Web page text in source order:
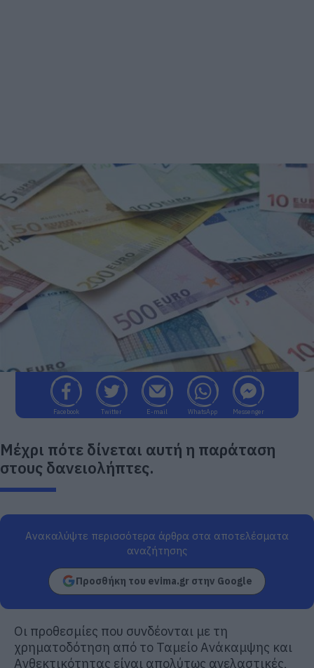
Facebook Twitter E-mail WhatsApp Messenger
Μέχρι πότε δίνεται αυτή η παράταση
στους δανειολήπτες.
Ανακαλύψτε περισσότερα άρθρα στα αποτελέσματα
αναζήτησης
Προσθήκη του evima.gr στην Google
Οι προθεσμίες που συνδέονται με τη
χρηματοδότηση από το Ταμείο Ανάκαμψης και
Ανθεκτικότητας είναι απολύτως ανελαστικές,